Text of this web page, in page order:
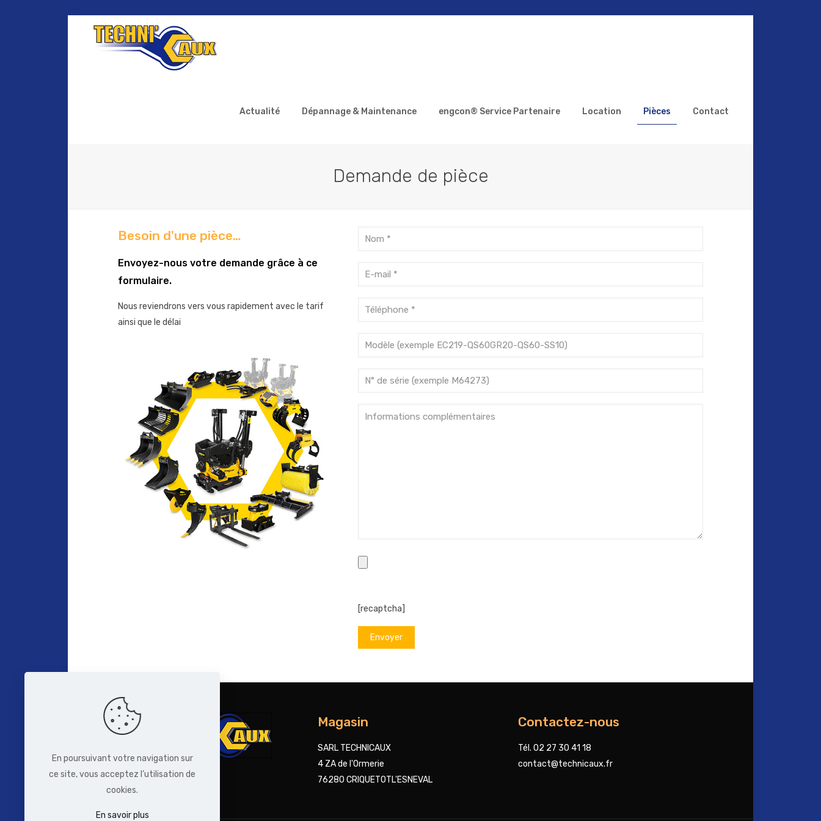
Actualité Dépannage & Maintenance engcon® Service Partenaire Location Pièces Contact
Demande de pièce
Besoin d'une pièce…
Envoyez-nous votre demande grâce à ce
formulaire.
Nous reviendrons vers vous rapidement avec le tarif
ainsi que le délai
[recaptcha]
Magasin
SARL TECHNICAUX
4 ZA de l'Ormerie
76280 CRIQUETOTL'ESNEVAL
Contactez-nous
Tél. 02 27 30 41 18
contact@technicaux.fr
En poursuivant votre navigation sur
ce site, vous acceptez l’utilisation de
cookies.
En savoir plus